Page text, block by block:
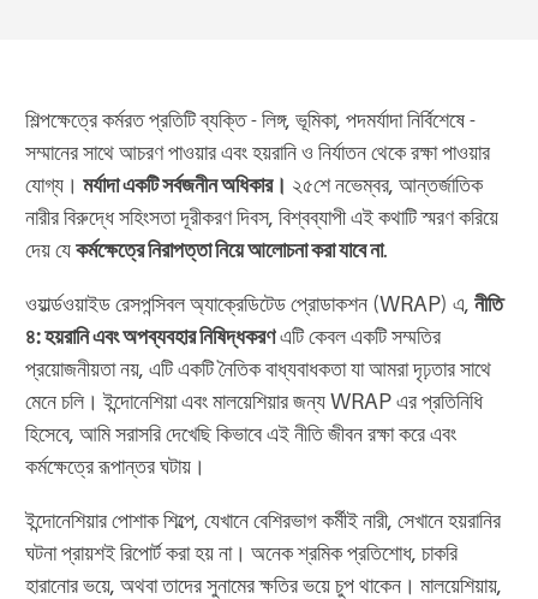
শিল্পক্ষেত্রে কর্মরত প্রতিটি ব্যক্তি - লিঙ্গ, ভূমিকা, পদমর্যাদা নির্বিশেষে -
সম্মানের সাথে আচরণ পাওয়ার এবং হয়রানি ও নির্যাতন থেকে রক্ষা পাওয়ার
যোগ্য। মর্যাদা একটি সর্বজনীন অধিকার। ২৫শে নভেম্বর, আন্তর্জাতিক
নারীর বিরুদ্ধে সহিংসতা দূরীকরণ দিবস, বিশ্বব্যাপী এই কথাটি স্মরণ করিয়ে
দেয় যে কর্মক্ষেত্রে নিরাপত্তা নিয়ে আলোচনা করা যাবে না.
ওয়ার্ল্ডওয়াইড রেসপন্সিবল অ্যাক্রেডিটেড প্রোডাকশন (WRAP) এ, নীতি
৪: হয়রানি এবং অপব্যবহার নিষিদ্ধকরণএটি কেবল একটি সম্মতির
প্রয়োজনীয়তা নয়, এটি একটি নৈতিক বাধ্যবাধকতা যা আমরা দৃঢ়তার সাথে
মেনে চলি। ইন্দোনেশিয়া এবং মালয়েশিয়ার জন্য WRAP এর প্রতিনিধি
হিসেবে, আমি সরাসরি দেখেছি কিভাবে এই নীতি জীবন রক্ষা করে এবং
কর্মক্ষেত্রে রূপান্তর ঘটায়।
ইন্দোনেশিয়ার পোশাক শিল্পে, যেখানে বেশিরভাগ কর্মীই নারী, সেখানে হয়রানির
ঘটনা প্রায়শই রিপোর্ট করা হয় না। অনেক শ্রমিক প্রতিশোধ, চাকরি
হারানোর ভয়ে, অথবা তাদের সুনামের ক্ষতির ভয়ে চুপ থাকেন। মালয়েশিয়ায়,